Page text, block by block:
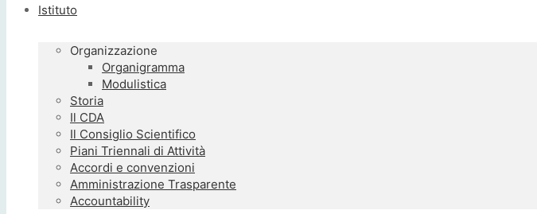
Istituto
Organizzazione
Organigramma
Modulistica
Storia
Il CDA
Il Consiglio Scientifico
Piani Triennali di Attività
Accordi e convenzioni
Amministrazione Trasparente
Accountability